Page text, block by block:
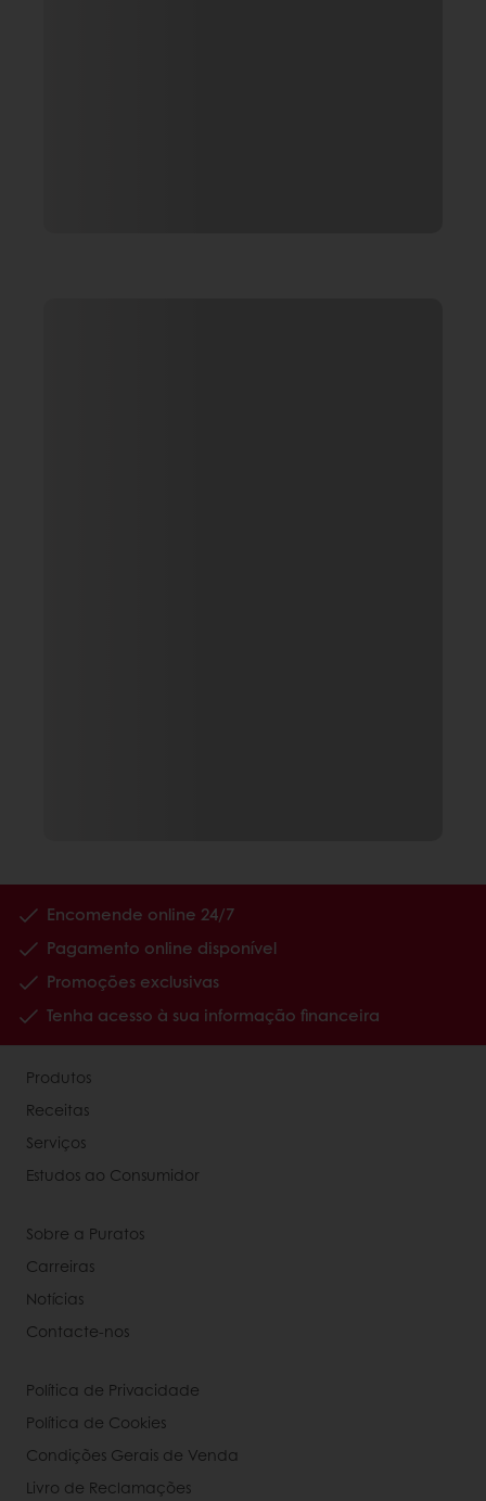
Encomende online 24/7
Pagamento online disponível
Promoções exclusivas
Tenha acesso à sua informação financeira
Produtos
Receitas
Serviços
Estudos ao Consumidor
Sobre a Puratos
Carreiras
Notícias
Contacte-nos
Política de Privacidade
Política de Cookies
Condições Gerais de Venda
Livro de Reclamações